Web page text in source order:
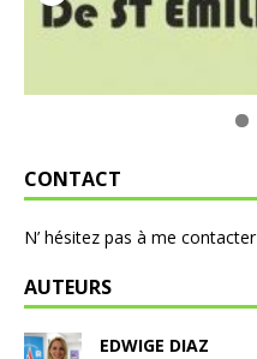
CONTACT
N’ hésitez pas à me contacter
AUTEURS
EDWIGE DIAZ